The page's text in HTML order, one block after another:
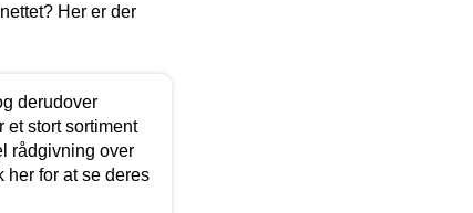
Her er der
derudover
stort sortiment
rådgivning over
for at se deres